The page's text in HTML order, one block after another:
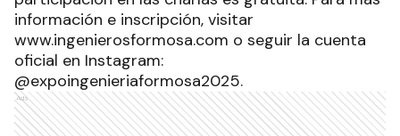
información e inscripción, visitar
www.ingenierosformosa.com o seguir la cuenta
oficial en Instagram:
@expoingenieriaformosa2025.
Ads